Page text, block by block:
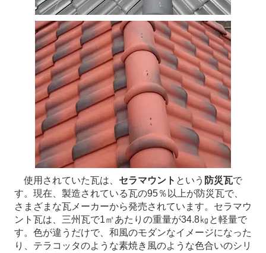
使用されていた瓦は、 セラマウント という 防災瓦で
す。現在、製造されている瓦の95％以上が防災瓦で、
さまざまな瓦メーカーから発売されています。セラマウ
ント瓦は、三州瓦で1㎡あたりの重量が34.8㎏と軽量で
す。色が違うだけで、和風のモダンなイメージになった
り、テラコッタのような素焼き風のような色合いのシリ